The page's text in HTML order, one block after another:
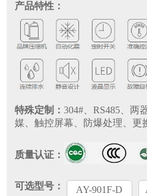
产品特性：
特殊定制： 304#、RS485、两
媒、触控屏幕、防爆处理、更
质量认证：
可选型号： AY-901F-D